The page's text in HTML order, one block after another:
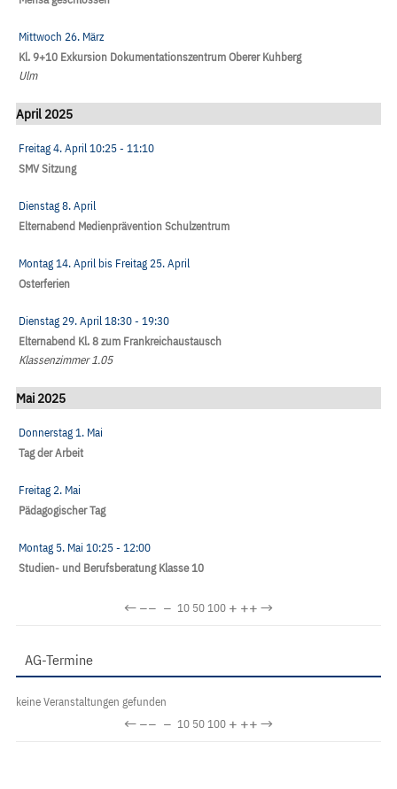
Mittwoch 26. März
Kl. 9+10 Exkursion Dokumentationszentrum Oberer Kuhberg
Ulm
April 2025
Freitag 4. April10:25- 11:10
SMV Sitzung
Dienstag 8. April
Elternabend Medienprävention Schulzentrum
Montag 14. April bis Freitag 25. April
Osterferien
Dienstag 29. April18:30- 19:30
Elternabend Kl. 8 zum Frankreichaustausch
Klassenzimmer 1.05
Mai 2025
Donnerstag 1. Mai
Tag der Arbeit
Freitag 2. Mai
Pädagogischer Tag
Montag 5. Mai 10:25- 12:00
Studien- und Berufsberatung Klasse 10
←−− − 10 50100 + ++→
AG-Termine
keine Veranstaltungen gefunden
←−− − 10 50100 + ++→